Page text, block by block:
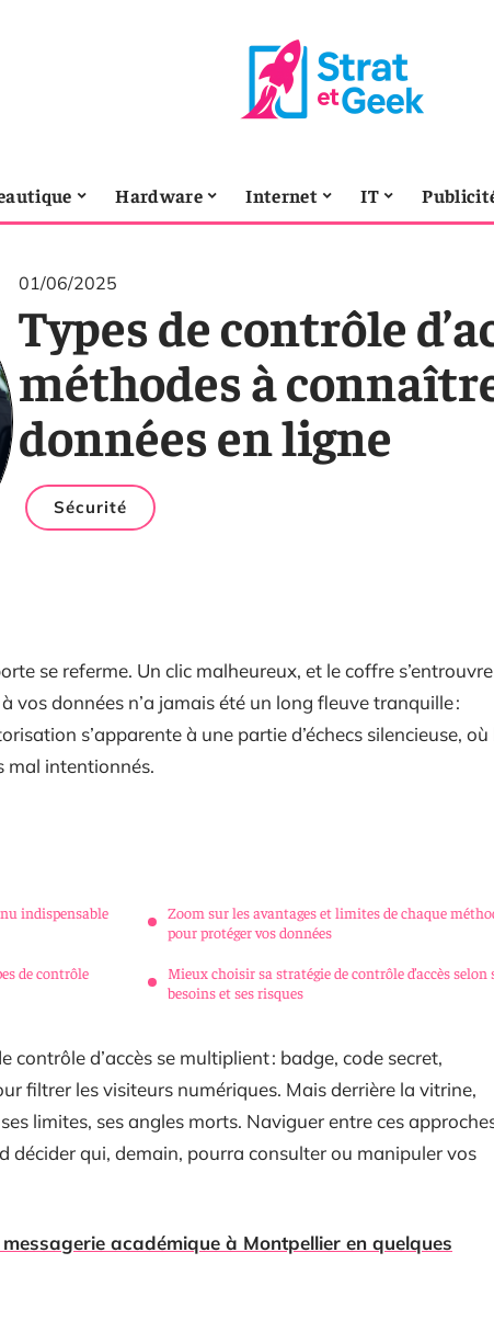
Hardware Internet IT
01/06/2025
Types de contrôle
méthodes à
données en ligne
Sécurité
se referme. Un clic malheureux, et le coffre
vos données n’a jamais été un long fleuve tranquille :
s’apparente à une partie d’échecs silencieuse, où
mal intentionnés.
indispensable
de contrôle
Zoom sur les avantages et limites de chaque
pour protéger vos données
Mieux choisir sa stratégie de contrôle d’accès selon
besoins et ses risques
contrôle d’accès se multiplient : badge, code secret,
filtrer les visiteurs numériques. Mais derrière la vitrine,
limites, ses angles morts. Naviguer entre ces
décider qui, demain, pourra consulter ou manipuler vos
académique à Montpellier en quelques